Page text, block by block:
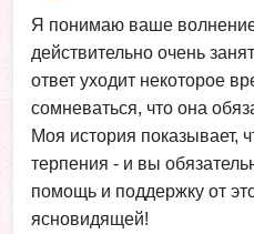
Я понимаю ваше
действительно очень
ответ уходит некоторое
сомневаться, что она
Моя история показывает,
терпения - и вы
помощь и поддержку от
ясновидящей!